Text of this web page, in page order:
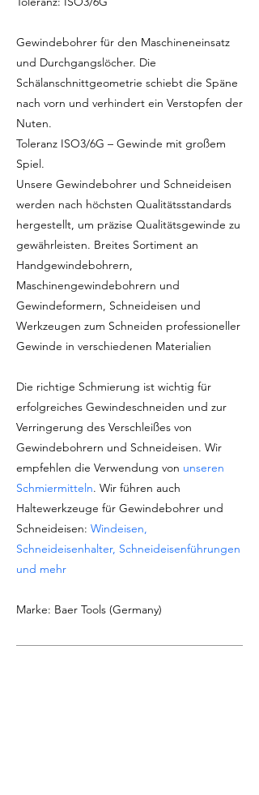
Gewindebohrer für den Maschineneinsatz
und Durchgangslöcher. Die
Schälanschnittgeometrie schiebt die Späne
nach vorn und verhindert ein Verstopfen der
Nuten.
Toleranz ISO3/6G – Gewinde mit großem
Spiel.
Unsere Gewindebohrer und Schneideisen
werden nach höchsten Qualitätsstandards
hergestellt, um präzise Qualitätsgewinde zu
gewährleisten. Breites Sortiment an
Handgewindebohrern,
Maschinengewindebohrern und
Gewindeformern, Schneideisen und
Werkzeugen zum Schneiden professioneller
Gewinde in verschiedenen Materialien
Die richtige Schmierung ist wichtig für
erfolgreiches Gewindeschneiden und zur
Verringerung des Verschleißes von
Gewindebohrern und Schneideisen. Wir
empfehlen die Verwendung von unseren
Schmiermitteln. Wir führen auch
Haltewerkzeuge für Gewindebohrer und
Schneideisen: Windeisen,
Schneideisenhalter, Schneideisenführungen
und mehr
Marke: Baer Tools (Germany)